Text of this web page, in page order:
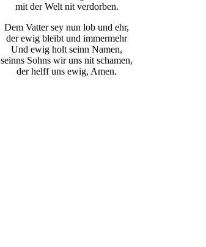
mit der Welt nit verdorben.
Dem Vatter sey nun lob und ehr,
der ewig bleibt und immermehr
Und ewig holt seinn Namen,
seinns Sohns wir uns nit schamen,
der helff uns ewig, Amen.